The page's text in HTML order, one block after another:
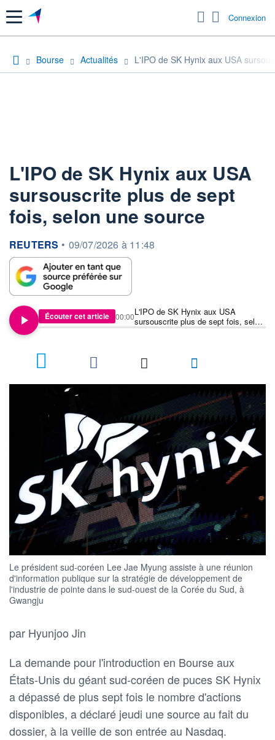
Menu Connexion
Bourse Actualités L'IPO de SK Hynix aux USA
L'IPO de SK Hynix aux USA
sursouscrite plus de sept
fois, selon une source
information fournie par
REUTERS • 09/07/2026 à 11:48
Écouter cet article
L'IPO de SK Hynix aux USA
sursouscrite plus de sept fois, selon
une source
00:00
Le président sud-coréen Lee Jae Myung assiste à une réunion
d'information publique sur la stratégie de développement de
l'industrie de pointe dans le sud-ouest de la Corée du Sud, à
Gwangju
par Hyunjoo Jin
La demande pour ‌l'introduction en Bourse aux
États-Unis du géant sud-coréen de puces SK Hynix
a ​dépassé de plus sept fois le nombre d'actions
disponibles, a déclaré jeudi une source au fait du
dossier, à la veille de son entrée au Nasdaq.